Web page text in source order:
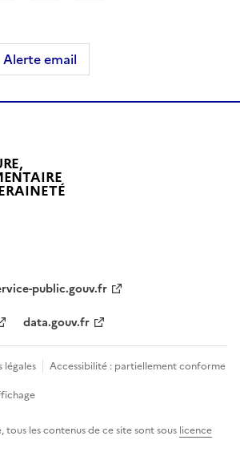
Alerte email
public.gouv.fr
data.gouv.fr
légales
Accessibilité : partiellement conforme
les contenus de ce site sont sous licence